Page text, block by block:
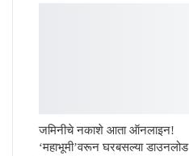
जमिनीचे नकाशे आता ऑनलाइन!
‘महाभूमी’वरून घरबसल्या डाउनलोड